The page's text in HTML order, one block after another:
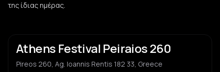
της ίδιας ημέρας.
Athens Festival Peiraios 260
Pireos 260, Ag. Ioannis Rentis 182 33, Greece